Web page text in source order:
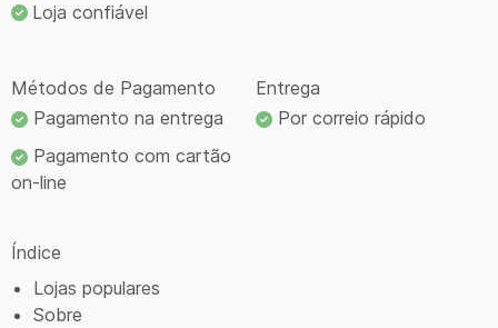
Loja confiável
Métodos de Pagamento
Pagamento na entrega
Pagamento com cartão
on-line
Entrega
Por correio rápido
Índice
Lojas populares
Sobre